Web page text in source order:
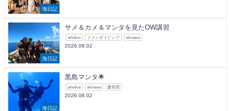
海日記
海日記
サメ＆カメ＆マンタを見たOW講習
arkdive ファンダイビング okinawa
2026.08.02
海日記
黒島マンタ🌟
arkdive okinawa 慶良間
2026.08.02